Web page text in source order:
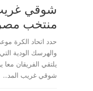
شوقي
منتخب
حدد اتحاد الكرة
والهرسك الودية
شوقي غريب المد...